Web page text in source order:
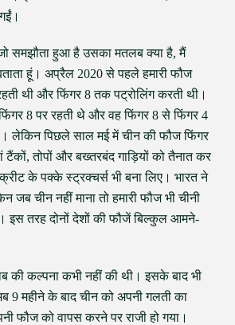
समझौता हुआ है उसका मतलब क्या है, मैं
हूं। अप्रैल 2020 से पहले हमारी फौज
थी और फिंगर 8 तक पट्रोलिंग करती थी।
8 पर रहती थे और वह फिंगर 8 से फिंगर 4
लेकिन पिछले साल मई में चीन की फौज फिंगर
तोपों और बख्तरबंद गाड़ियों को तैनात कर
के पक्के स्ट्रक्चर्स भी बना लिए। भारत ने
जब चीन नहीं माना तो हमारी फौज भी चीनी
इस तरह दोनों देशों की फौजें बिल्कुल आमने-
की कल्पना कभी नहीं की थी। इसके बाद भी
9 महीने के बाद चीन को अपनी गलती का
फौज को वापस करने पर राजी हो गया।